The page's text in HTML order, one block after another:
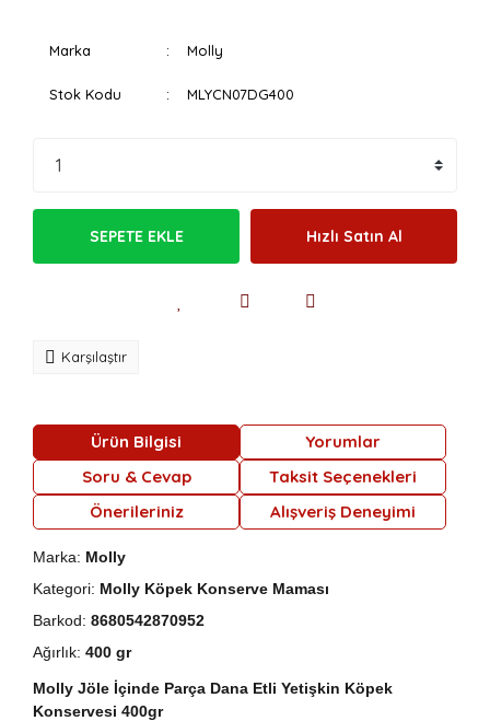
Marka Molly
Stok Kodu MLYCN07DG400
SEPETE EKLE Hızlı Satın Al
Karşılaştır
Ürün Bilgisi
Yorumlar
Soru & Cevap
Taksit Seçenekleri
Önerileriniz
Alışveriş Deneyimi
Marka: Molly
Kategori: Molly Köpek Konserve Maması
Barkod: 8680542870952
Ağırlık: 400 gr
Molly Jöle İçinde Parça Dana Etli Yetişkin Köpek
Konservesi 400gr